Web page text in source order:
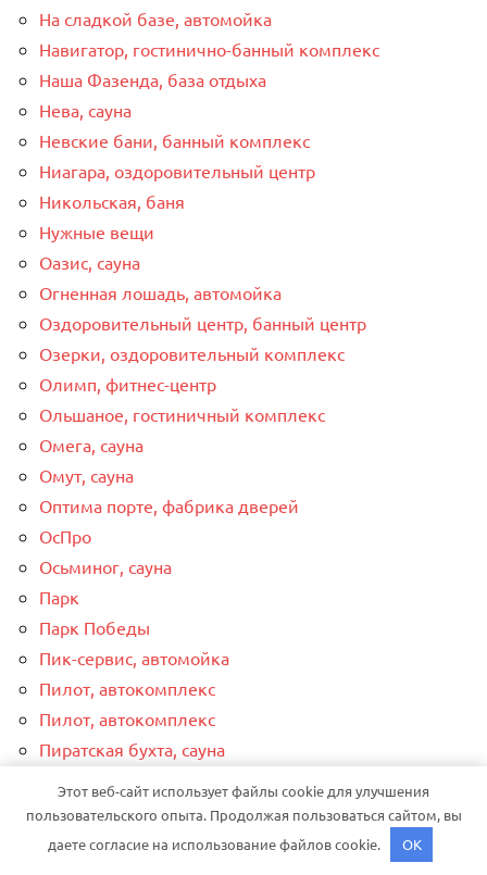
На сладкой базе, автомойка
Навигатор, гостинично-банный комплекс
Наша Фазенда, база отдыха
Нева, сауна
Невские бани, банный комплекс
Ниагара, оздоровительный центр
Никольская, баня
Нужные вещи
Оазис, сауна
Огненная лошадь, автомойка
Оздоровительный центр, банный центр
Озерки, оздоровительный комплекс
Олимп, фитнес-центр
Ольшаное, гостиничный комплекс
Омега, сауна
Омут, сауна
Оптима порте, фабрика дверей
ОсПро
Осьминог, сауна
Парк
Парк Победы
Пик-сервис, автомойка
Пилот, автокомплекс
Пилот, автокомплекс
Пиратская бухта, сауна
Политика конфиденциальности
Помощь на дороге, эвакуация автомобилей
Этот веб-сайт использует файлы cookie для улучшения
пользовательского опыта. Продолжая пользоваться сайтом, вы
даете согласие на использование файлов cookie.
OK